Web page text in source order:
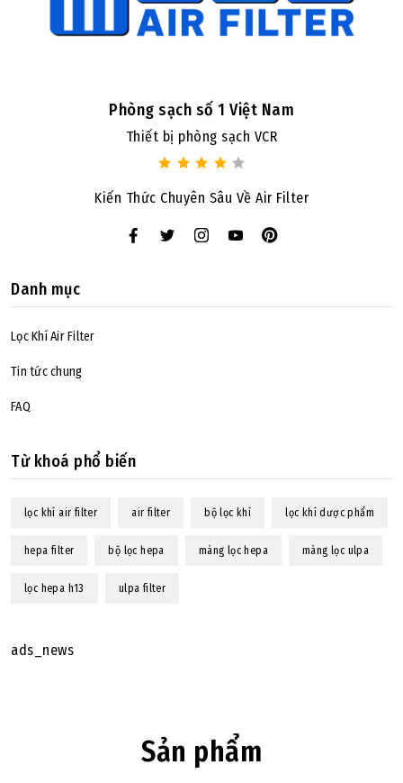
Phòng sạch số 1 Việt Nam
Thiết bị phòng sạch VCR
Kiến Thức Chuyên Sâu Về Air Filter
Danh mục
Lọc Khí Air Filter
Tin tức chung
FAQ
Từ khoá phổ biến
lọc khí air filter air filter bộ lọc khí lọc khí dược phẩm
hepa filter bộ lọc hepa màng lọc hepa màng lọc ulpa
lọc hepa h13 ulpa filter
ads_news
Sản phẩm